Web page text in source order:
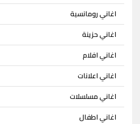
اغاني رومانسية
اغاني حزينة
اغاني افلام
اغاني اعلانات
اغاني مسلسلات
اغاني اطفال